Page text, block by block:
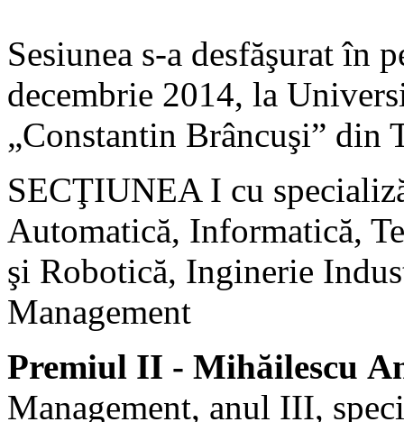
Sesiunea s-a desfăşurat în
decembrie 2014, la
„Constantin Brâncuşi” din
SECŢIUNEA I cu
Automatică, Informatică,
şi Robotică, Inginerie
Management
Premiul II - Mihăilescu
Management, anul III,